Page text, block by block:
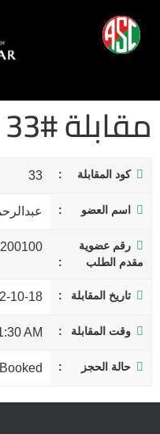
مقابلة #33
كود المقابلة 33
اسم العضو
رقم عضوية
مقدم الطلب
تاريخ المقابلة 10-18
وقت المقابلة AM
حالة الحجز Booked